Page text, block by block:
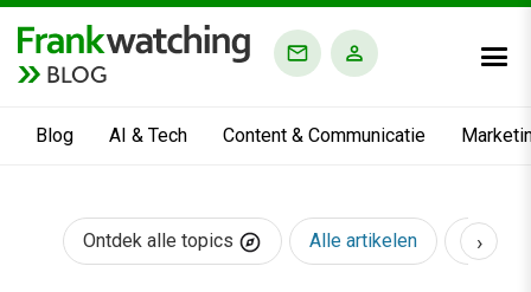
BLOG
Blog AI & Tech Content & Communicatie
Ontdek alle topics Alle artikelen AI &
›